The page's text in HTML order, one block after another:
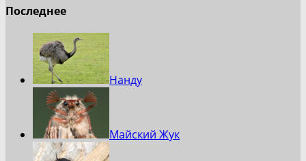
Последнее
Нанду
Майский Жук